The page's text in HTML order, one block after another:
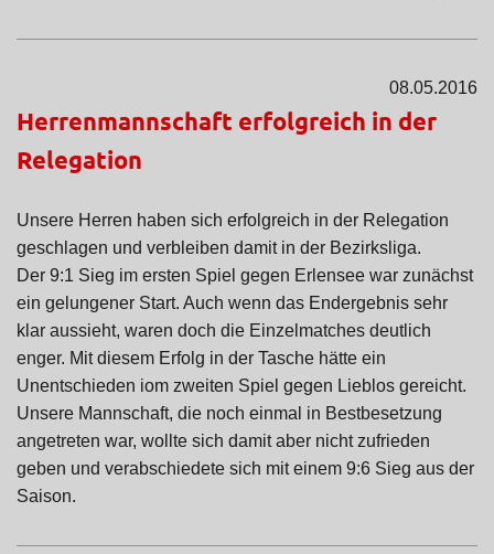
08.05.2016
Herrenmannschaft erfolgreich in der
Relegation
Unsere Herren haben sich erfolgreich in der Relegation
geschlagen und verbleiben damit in der Bezirksliga.
Der 9:1 Sieg im ersten Spiel gegen Erlensee war zunächst
ein gelungener Start. Auch wenn das Endergebnis sehr
klar aussieht, waren doch die Einzelmatches deutlich
enger. Mit diesem Erfolg in der Tasche hätte ein
Unentschieden iom zweiten Spiel gegen Lieblos gereicht.
Unsere Mannschaft, die noch einmal in Bestbesetzung
angetreten war, wollte sich damit aber nicht zufrieden
geben und verabschiedete sich mit einem 9:6 Sieg aus der
Saison.